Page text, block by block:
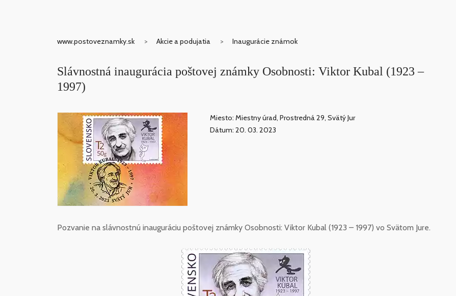
www.postoveznamky.sk Akcie a podujatia Inaugurácie známok
Slávnostná inaugurácia poštovej známky Osobnosti: Viktor Kubal (1923 –
1997)
Miesto: Miestny úrad, Prostredná 29, Svätý Jur
Dátum: 20. 03. 2023
Pozvanie na slávnostnú inauguráciu poštovej známky Osobnosti: Viktor Kubal (1923 – 1997) vo Svätom Jure.